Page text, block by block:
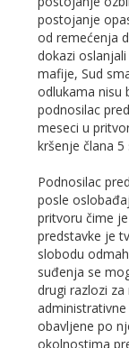
postojanje
od remećenja
dokazi
mafije, Sud
odlukama nisu
podnosilac
meseci u
kršenje člana 5
Podnosilac
posle
pritvoru čime
predstavke je
slobodu
suđenja se
drugi razlozi
obavljene po
okolnostima